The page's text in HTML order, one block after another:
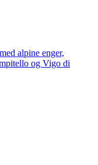
alpine enger,
og Vigo di